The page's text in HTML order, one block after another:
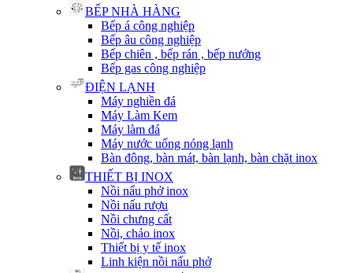
BẾP NHÀ HÀNG
Bếp á công nghiệp
Bếp âu công nghiệp
Bếp chiên , bếp rán , bếp nướng
Bếp gas công nghiệp
ĐIỆN LẠNH
Máy nghiền đá
Máy Làm Kem
Máy làm đá
Máy nước uống nóng lạnh
Bàn đông, bàn mát, bàn lạnh, bàn chặt inox
THIẾT BỊ INOX
Nồi nấu phở inox
Nồi nấu rượu
Nồi chưng cất
Nồi, chảo inox
Thiết bị y tế inox
Linh kiện nồi nấu phở